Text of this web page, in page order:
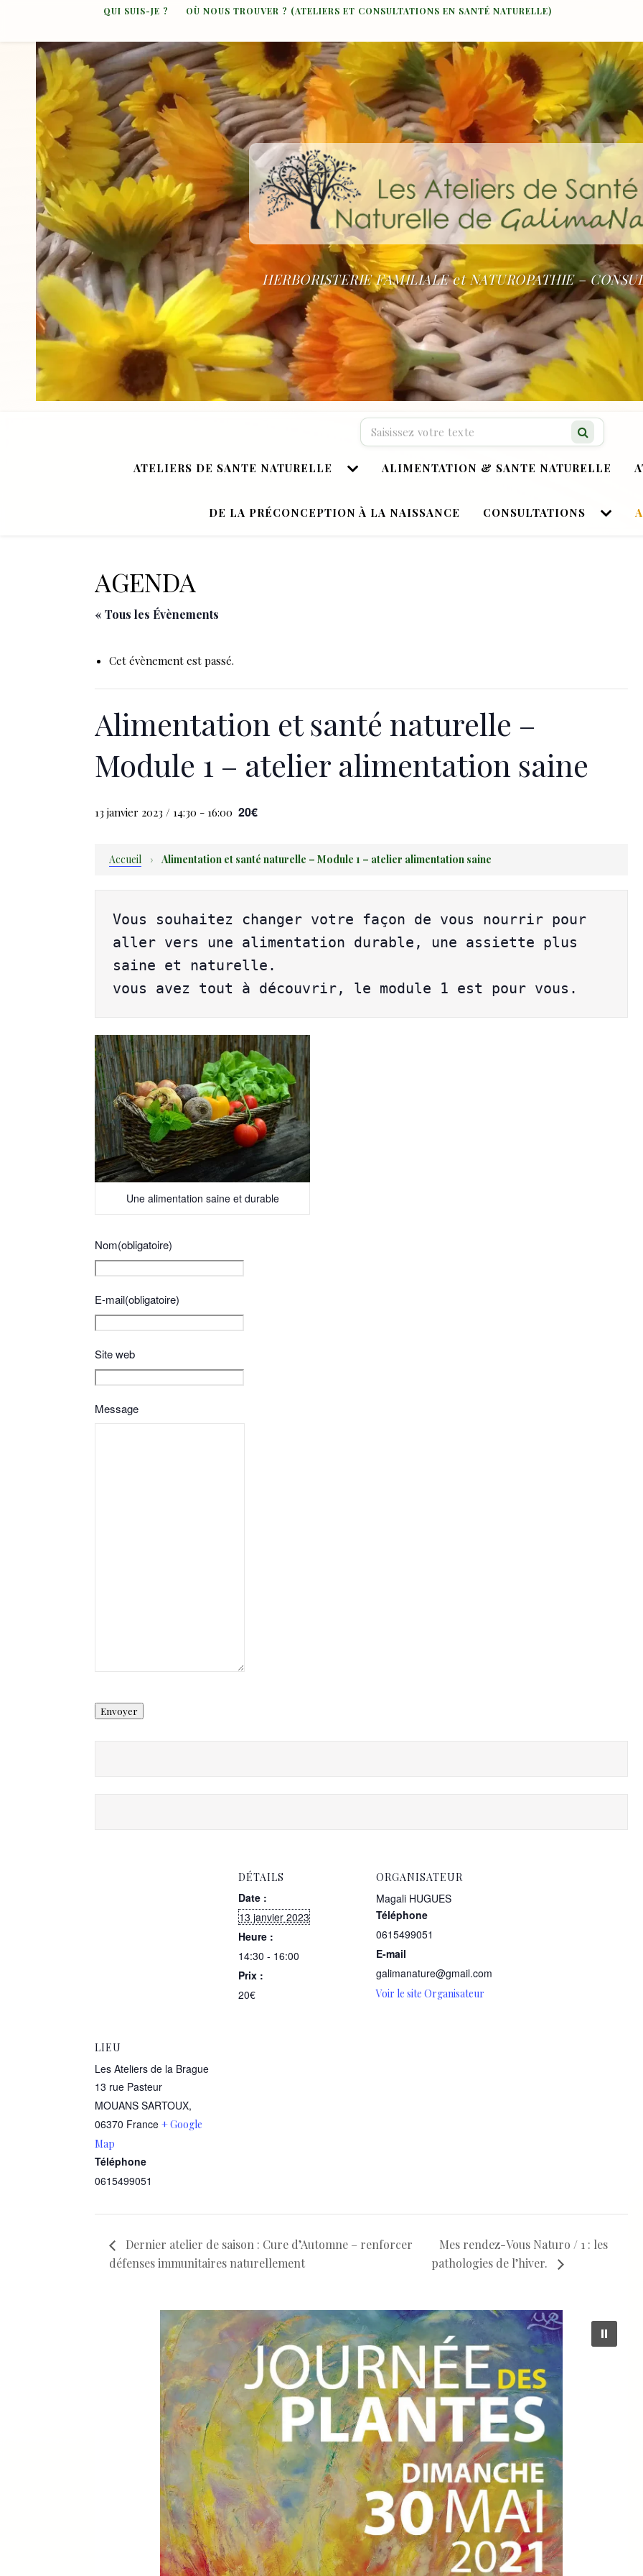
QUI SUIS-JE ? OÙ NOUS TROUVER ? (ATELIERS ET CONSULTATIONS EN SANTÉ NATURELLE)
HERBORISTERIE FAMILIALE et NATUROPATHIE –
ATELIERS DE SANTE NATURELLE ALIMENTATION & SANTE NATURELLE
DE LA PRÉCONCEPTION À LA NAISSANCE CONSULTATIONS
Recherche…
AGENDA
« Tous les Évènements
Cet évènement est passé.
Alimentation et santé naturelle –
Module 1 – atelier alimentation saine
13 janvier 2023 / 14:30 - 16:00 20€
Accueil › Alimentation et santé naturelle – Module 1 – atelier alimentation saine
Vous souhaitez changer votre façon de vous nourrir pour
aller vers une alimentation durable, une assiette plus
saine et naturelle.
vous avez tout à découvrir, le module 1 est pour vous.
Une alimentation saine et durable
Nom(obligatoire)
E-mail(obligatoire)
Site web
Message
Envoyer
DÉTAILS
Date :
13 janvier 2023
Heure :
14:30 - 16:00
Prix :
20€
ORGANISATEUR
Magali HUGUES
Téléphone
0615499051
E-mail
galimanature@gmail.com
Voir le site Organisateur
LIEU
Les Ateliers de la Brague
13 rue Pasteur
MOUANS SARTOUX,
06370 France + Google
Map
Téléphone
0615499051
Dernier atelier de saison : Cure d’Automne – renforcer
défenses immunitaires naturellement
Mes rendez-Vous Naturo / 1 : les
pathologies de l’hiver.